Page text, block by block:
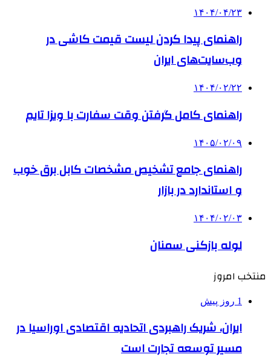
۱۴۰۴/۰۴/۲۳
راهنمای پیدا کردن لیست قیمت کاشی در
وب‌سایت‌های ایران
۱۴۰۴/۰۲/۲۲
راهنمای کامل گرفتن وقت سفارت با ویزا تایم
۱۴۰۵/۰۲/۰۹
راهنمای جامع تشخیص مشخصات کابل برق خوب
و استاندارد در بازار
۱۴۰۴/۰۲/۰۳
لوله بازکنی سمنان
منتخب امروز
1 روز پیش
ایران، شریک راهبردی اتحادیه اقتصادی اوراسیا در
مسیر توسعه تجارت است